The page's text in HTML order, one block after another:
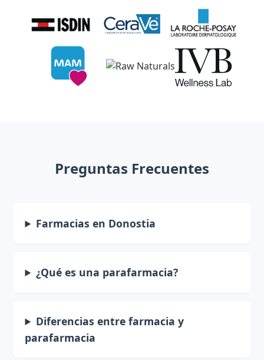
Preguntas Frecuentes
Farmacias en Donostia
¿Qué es una parafarmacia?
Diferencias entre farmacia y
parafarmacia